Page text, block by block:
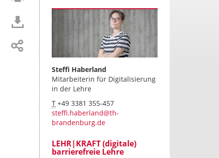
Steffi Haberland
Mitarbeiterin für Digitalisierung
in der Lehre
T +49 3381 355-457
steffi.haberland@th-
brandenburg.de
LEHR|KRAFT (digitale)
barrierefreie Lehre